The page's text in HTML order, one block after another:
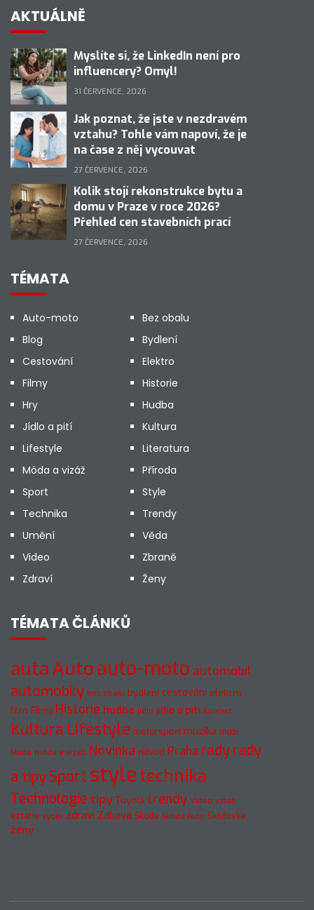
AKTUÁLNĚ
Myslíte si, že LinkedIn není pro
influencery? Omyl!
31 ČERVENCE, 2026
Jak poznat, že jste v nezdravém
vztahu? Tohle vám napoví, že je
na čase z něj vycouvat
27 ČERVENCE, 2026
Kolik stojí rekonstrukce bytu a
domu v Praze v roce 2026?
Přehled cen stavebních prací
27 ČERVENCE, 2026
TÉMATA
Auto-moto
Bez obalu
Blog
Bydlení
Cestování
Elektro
Filmy
Historie
Hry
Hudba
Jídlo a pití
Kultura
Lifestyle
Literatura
Móda a vizáž
Příroda
Sport
Style
Technika
Trendy
Umění
Věda
Video
Zbraně
Zdraví
Ženy
TÉMATA ČLÁNKŮ
autaAutoauto-moto automobil
automobily bez obalu bydlení cestování elektro
film Filmy Historie hudba jídlo jídlo a pití koncert
Kultura Lifestyle motorsport muzika muži
Móda móda a vizáž Novinka návod Praha radyrady
a tipySport styletechnika
Technologie tipy Toyota trendy Video vztah
vztahy výběr zdraví Zábava Škoda Škoda Auto Škodovka
ženy